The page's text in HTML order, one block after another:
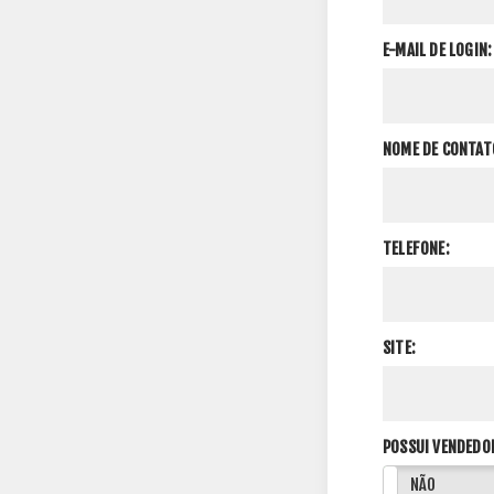
E-MAIL DE LOGIN:
NOME DE
TELEFONE:
SITE:
POSSUI
NÃO